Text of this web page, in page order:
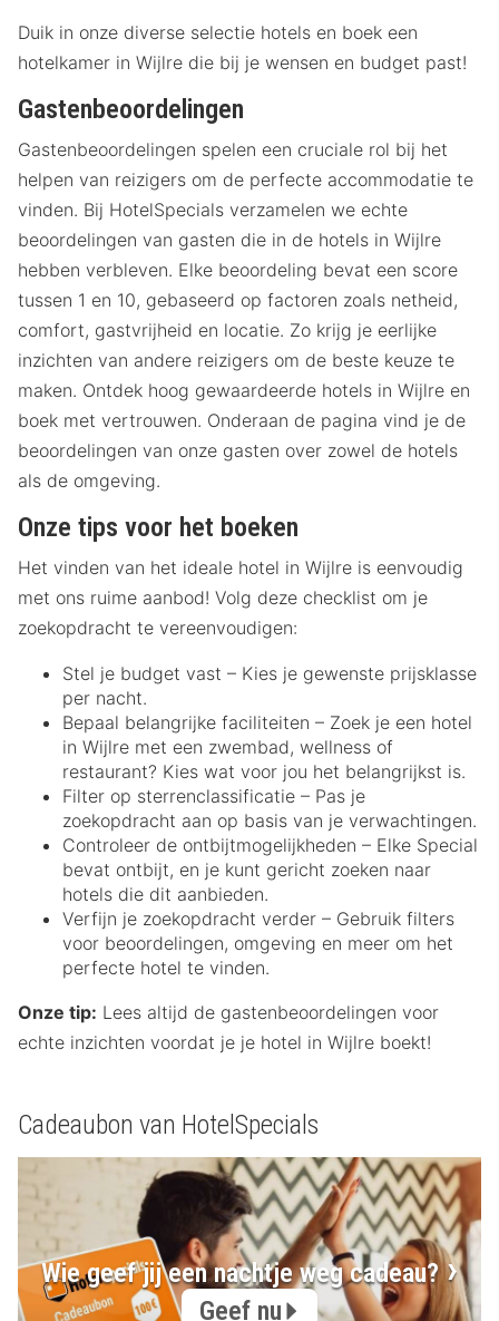
Duik in onze diverse selectie hotels en boek een
hotelkamer in Wijlre die bij je wensen en budget past!
Gastenbeoordelingen
Gastenbeoordelingen spelen een cruciale rol bij het
helpen van reizigers om de perfecte accommodatie te
vinden. Bij HotelSpecials verzamelen we echte
beoordelingen van gasten die in de hotels in Wijlre
hebben verbleven. Elke beoordeling bevat een score
tussen 1 en 10, gebaseerd op factoren zoals netheid,
comfort, gastvrijheid en locatie. Zo krijg je eerlijke
inzichten van andere reizigers om de beste keuze te
maken. Ontdek hoog gewaardeerde hotels in Wijlre en
boek met vertrouwen. Onderaan de pagina vind je de
beoordelingen van onze gasten over zowel de hotels
als de omgeving.
Onze tips voor het boeken
Het vinden van het ideale hotel in Wijlre is eenvoudig
met ons ruime aanbod! Volg deze checklist om je
zoekopdracht te vereenvoudigen:
Stel je budget vast – Kies je gewenste prijsklasse
per nacht.
Bepaal belangrijke faciliteiten – Zoek je een hotel
in Wijlre met een zwembad, wellness of
restaurant? Kies wat voor jou het belangrijkst is.
Filter op sterrenclassificatie – Pas je
zoekopdracht aan op basis van je verwachtingen.
Controleer de ontbijtmogelijkheden – Elke Special
bevat ontbijt, en je kunt gericht zoeken naar
hotels die dit aanbieden.
Verfijn je zoekopdracht verder – Gebruik filters
voor beoordelingen, omgeving en meer om het
perfecte hotel te vinden.
Onze tip: Lees altijd de gastenbeoordelingen voor
echte inzichten voordat je je hotel in Wijlre boekt!
Cadeaubon van HotelSpecials
Wie geef jij een nachtje weg cadeau?
Geef nu